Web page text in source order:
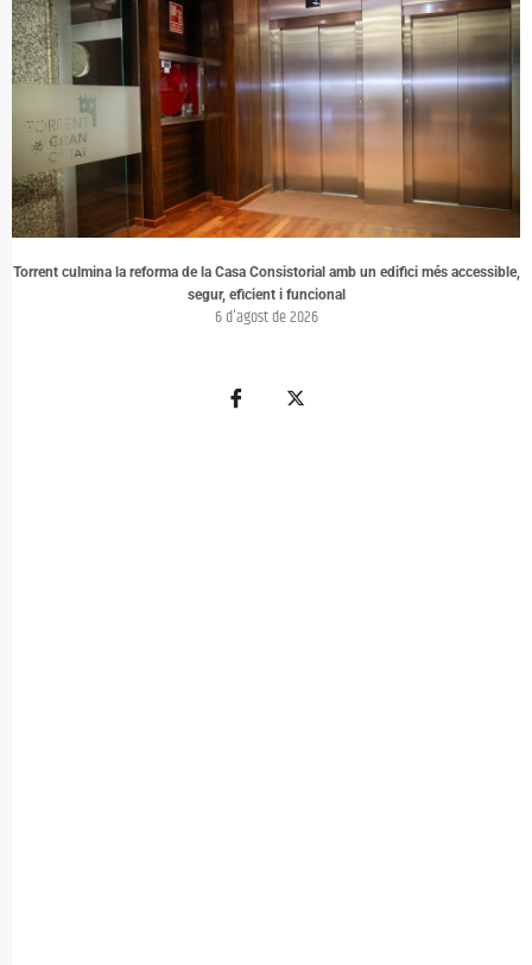
Torrent culmina la reforma de la Casa Consistorial amb un edifici més accessible,
segur, eficient i funcional
6 d'agost de 2026